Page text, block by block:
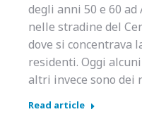
degli anni 50 e 60
nelle stradine del
dove si concentrava
residenti. Oggi
altri invece sono dei
Read article